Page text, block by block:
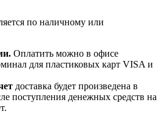
по наличному или
Оплатить можно в офисе
для пластиковых карт VISA и
доставка будет произведена в
поступления денежных средств на